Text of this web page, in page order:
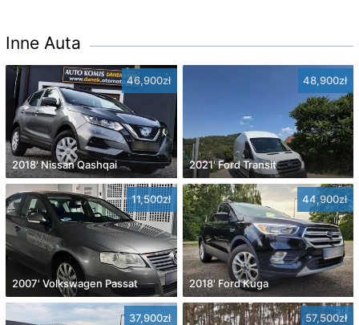
Inne Auta
46,900zł
2018' Nissan Qashqai
48,900zł
2021' Ford Transit
11,500zł
2007' Volkswagen Passat
44,900zł
2018' Ford Kuga
37,900zł 57,500zł